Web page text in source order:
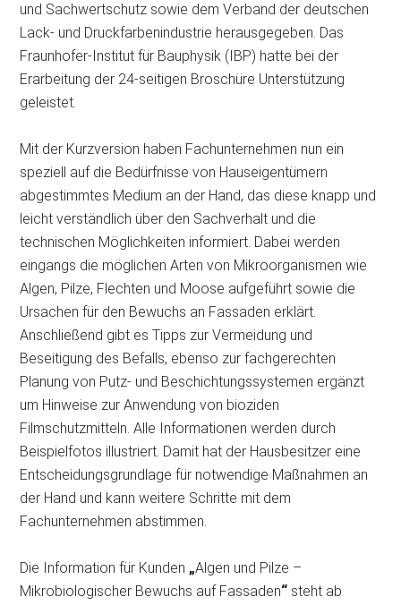
und Sachwertschutz sowie dem Verband der deutschen
Lack- und Druckfarbenindustrie herausgegeben. Das
Fraunhofer-Institut für Bauphysik (IBP) hatte bei der
Erarbeitung der 24-seitigen Broschüre Unterstützung
geleistet.
Mit der Kurzversion haben Fachunternehmen nun ein
speziell auf die Bedürfnisse von Hauseigentümern
abgestimmtes Medium an der Hand, das diese knapp und
leicht verständlich über den Sachverhalt und die
technischen Möglichkeiten informiert. Dabei werden
eingangs die möglichen Arten von Mikroorganismen wie
Algen, Pilze, Flechten und Moose aufgeführt sowie die
Ursachen für den Bewuchs an Fassaden erklärt.
Anschließend gibt es Tipps zur Vermeidung und
Beseitigung des Befalls, ebenso zur fachgerechten
Planung von Putz- und Beschichtungssystemen ergänzt
um Hinweise zur Anwendung von bioziden
Filmschutzmitteln. Alle Informationen werden durch
Beispielfotos illustriert. Damit hat der Hausbesitzer eine
Entscheidungsgrundlage für notwendige Maßnahmen an
der Hand und kann weitere Schritte mit dem
Fachunternehmen abstimmen.
Die Information für Kunden „Algen und Pilze –
Mikrobiologischer Bewuchs auf Fassaden“ steht ab